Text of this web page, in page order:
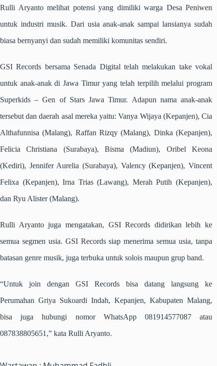
Rulli Aryanto melihat potensi yang dimiliki warga Desa Peniwen
untuk industri musik. Dari usia anak-anak sampai lansianya sudah
biasa bernyanyi dan sudah memiliki komunitas sendiri.
GSI Records bersama Senada Digital telah melakukan take vokal
untuk anak-anakdi Jawa Timuryangtelah terpilih melalui program
Superkids – Gen of StarsJawa Timur. Adapun nama anak-anak
tersebut dan daerah asal mereka yaitu: Vanya Wijaya (Kepanjen), Cia
Althafunnisa (Malang), Raffan Rizqy (Malang), Dinka (Kepanjen),
Felicia Christiana (Surabaya), Bisma (Madiun), Oribel Keona
(Kediri), Jennifer Aurelia (Surabaya), Valency (Kepanjen), Vincent
Felixa (Kepanjen), Irna Trias (Lawang), Merah Putih (Kepanjen),
dan Ryu Alister (Malang).
Rulli Aryanto juga mengatakan, GSI Records didirikan lebih ke
semua segmen usia. GSI Records siap menerima semua usia, tanpa
batasan genre musik, juga terbuka untuk solois maupun grup band.
“Untuk join dengan GSI Records bisa datang langsung ke
Perumahan Griya Sukoardi Indah, Kepanjen, Kabupaten Malang,
bisa juga hubungi nomor WhatsApp 081914577087 atau
087838805651,” kata Rulli Aryanto.